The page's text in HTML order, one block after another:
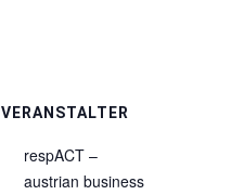
VERANSTALTER
respACT –
austrian business